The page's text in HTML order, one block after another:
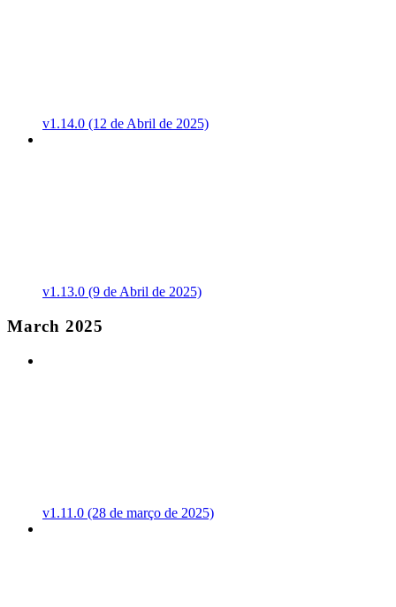
v1.14.0 (12 de Abril de 2025)
v1.13.0 (9 de Abril de 2025)
March 2025
v1.11.0 (28 de março de 2025)